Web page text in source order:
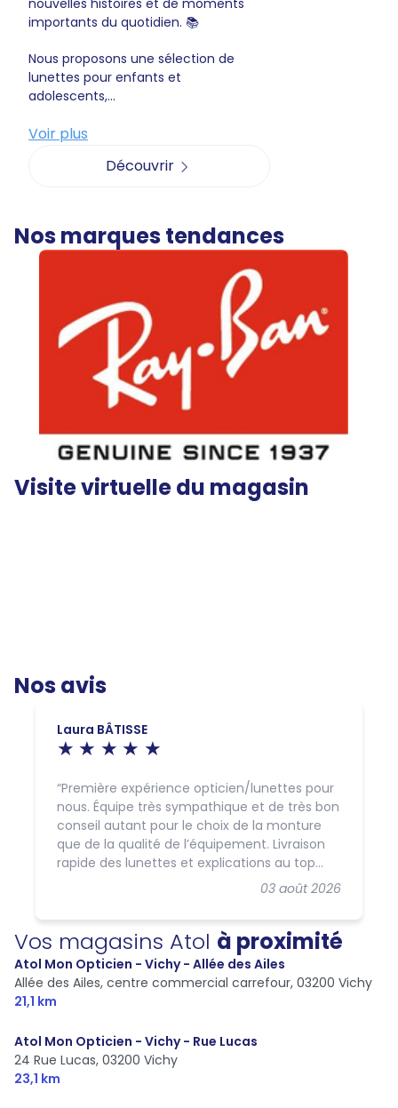
nouvelles histoires et de moments
importants du quotidien. 📚
Nous proposons une sélection de
lunettes pour enfants et
adolescents,...
Voir plus
Découvrir
Nos marques tendances
Visite virtuelle du magasin
Nos avis
Laura BÂTISSE
03 août 2026
Première expérience opticien/lunettes pour
nous. Équipe très sympathique et de très bon
conseil autant pour le choix de la monture
que de la qualité de l’équipement. Livraison
rapide des lunettes et explications au top
pour ma fille. Je recommande vivement ces
Vos magasins Atol à proximité
Atol Mon Opticien - Vichy - Allée des Ailes
Allée des Ailes, centre commercial carrefour, 03200 Vichy
21,1 km
Atol Mon Opticien - Vichy - Rue Lucas
24 Rue Lucas, 03200 Vichy
23,1 km